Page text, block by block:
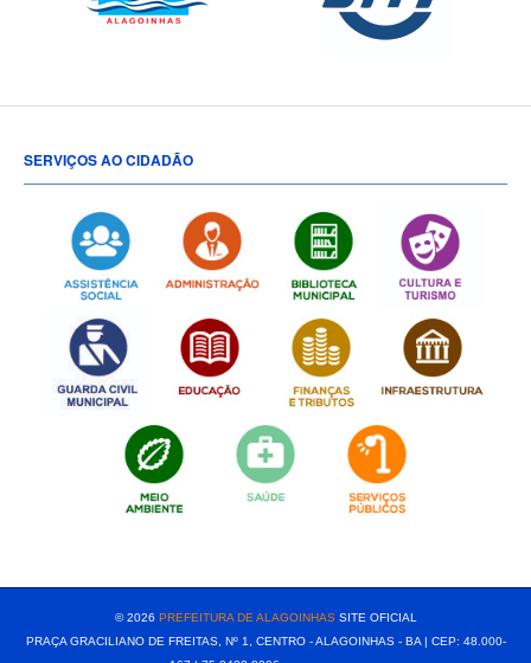
SERVIÇOS AO CIDADÃO
© 2026 PREFEITURA DE ALAGOINHASSITE OFICIAL
PRAÇA GRACILIANO DE FREITAS, Nº 1, CENTRO - ALAGOINHAS - BA | CEP: 48.000-